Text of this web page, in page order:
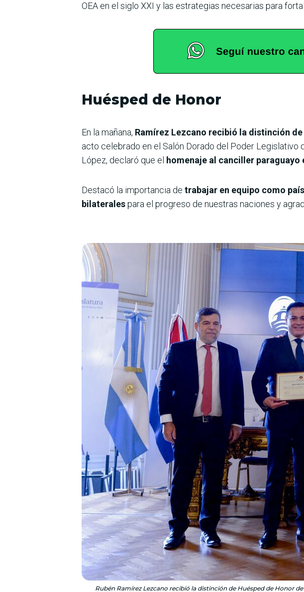
OEA en el siglo XXI y las estrategias necesarias para
Huésped de Honor
En la mañana, Ramírez Lezcano recibió la distinción
acto celebrado en el Salón Dorado del Poder
López, declaró que el homenaje al canciller
Destacó la importancia de trabajar en equipo como
bilateralespara el progreso de nuestras naciones y
Rubén Ramírez Lezcano recibió la distinción de Huésped de Honor